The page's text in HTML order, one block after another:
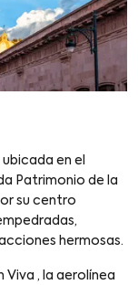
en el
Patrimonio de la
su centro
hermosas.
, la aerolínea